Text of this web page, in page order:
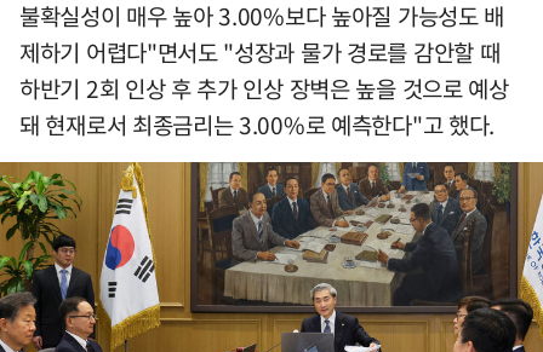
불확실성이 매우 높아 3.00%보다 높아질 가능성도 배
제하기 어렵다"면서도 "성장과 물가 경로를 감안할 때
하반기 2회 인상 후 추가 인상 장벽은 높을 것으로 예상
돼 현재로서 최종금리는 3.00%로 예측한다"고 했다.